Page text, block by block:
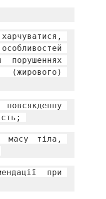
порушеннях
масу тіла,
при